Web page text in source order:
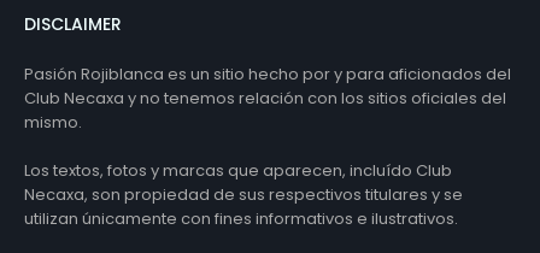
DISCLAIMER
Pasión Rojiblanca es un sitio hecho por y para aficionados del
Club Necaxa y no tenemos relación con los sitios oficiales del
mismo.
Los textos, fotos y marcas que aparecen, incluído Club
Necaxa, son propiedad de sus respectivos titulares y se
utilizan únicamente con fines informativos e ilustrativos.